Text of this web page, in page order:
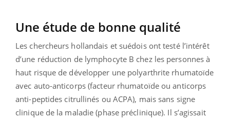
Une étude de bonne qualité
Les chercheurs hollandais et suédois ont testé l’intérêt
d’une réduction de lymphocyte B chez les personnes à
haut risque de développer une polyarthrite rhumatoïde
avec auto-anticorps (facteur rhumatoïde ou anticorps
anti-peptides citrullinés ou ACPA), mais sans signe
clinique de la maladie (phase préclinique). Il s’agissait